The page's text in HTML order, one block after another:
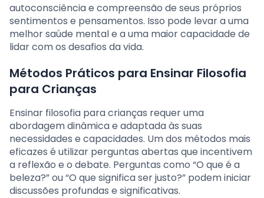
autoconsciência e compreensão de seus próprios
sentimentos e pensamentos. Isso pode levar a uma
melhor saúde mental e a uma maior capacidade de
lidar com os desafios da vida.
Métodos Práticos para Ensinar Filosofia
para Crianças
Ensinar filosofia para crianças requer uma
abordagem dinâmica e adaptada às suas
necessidades e capacidades. Um dos métodos mais
eficazes é utilizar perguntas abertas que incentivem
a reflexão e o debate. Perguntas como “O que é a
beleza?” ou “O que significa ser justo?” podem iniciar
discussões profundas e significativas.